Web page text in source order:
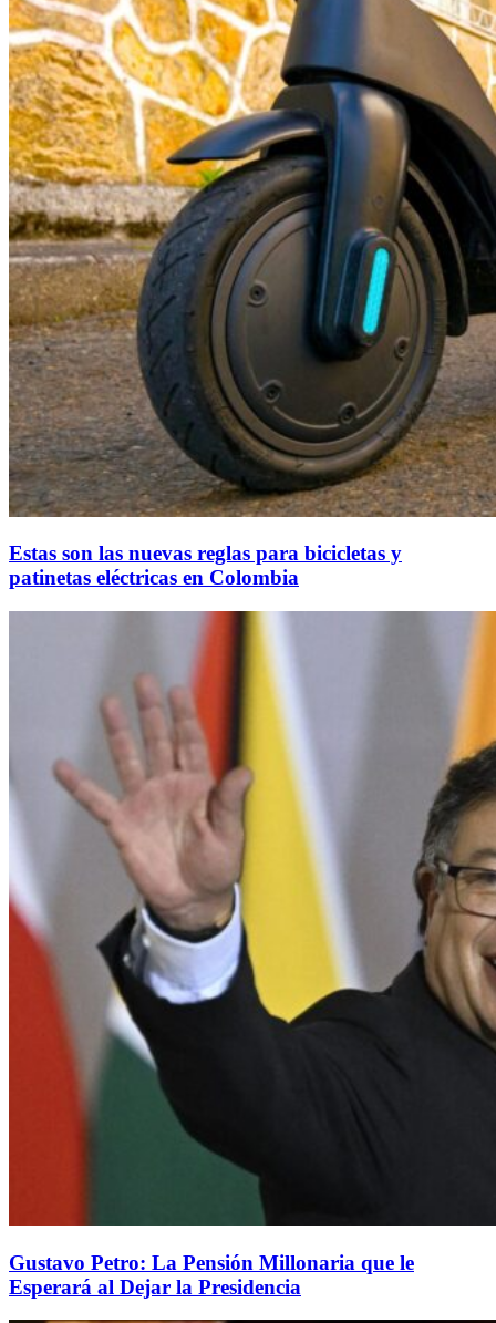
Estas son las nuevas reglas para bicicletas y
patinetas eléctricas en Colombia
Gustavo Petro: La Pensión Millonaria que le
Esperará al Dejar la Presidencia